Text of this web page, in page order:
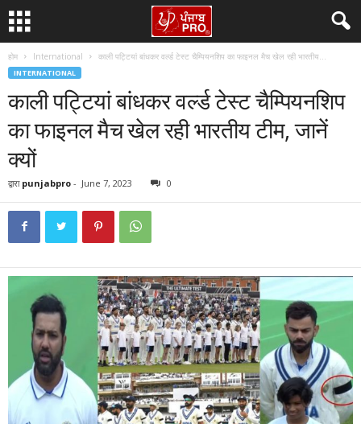
होम International काली पट्टियां बांधकर वर्ल्ड टेस्ट चैम्पियनशिप का फाइनल मैच खेल रही भारतीय...
INTERNATIONAL
काली पट्टियां बांधकर वर्ल्ड टेस्ट चैम्पियनशिप
का फाइनल मैच खेल रही भारतीय टीम, जानें
क्यों
द्वारा punjabpro - June 7, 2023 0